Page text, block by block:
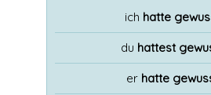
ich hatte
du hattest
er hatte